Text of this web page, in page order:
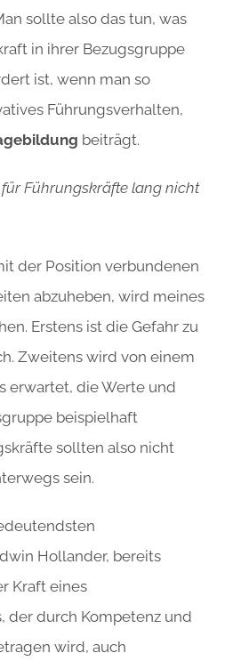
sollte also das tun, was
in ihrer Bezugsgruppe
ist, wenn man so
Führungsverhalten,
beiträgt.
Führungskräfte lang nicht
der Position verbundenen
abzuheben, wird meines
Erstens ist die Gefahr zu
Zweitens wird von einem
erwartet, die Werte und
beispielhaft
sollten also nicht
sein.
Hollander, bereits
Kraft eines
der durch Kompetenz und
wird, auch